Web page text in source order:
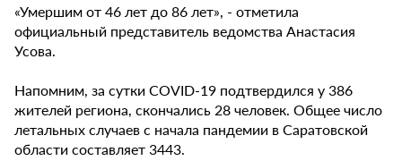
«Умершим от 46 лет до 86 лет», - отметила
официальный представитель ведомства Анастасия
Усова.
Напомним, за сутки COVID-19 подтвердился у 386
жителей региона, скончались 28 человек. Общее число
летальных случаев с начала пандемии в Саратовской
области составляет 3443.